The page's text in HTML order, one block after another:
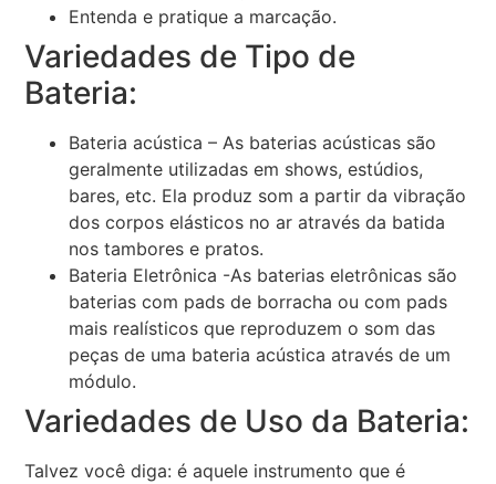
Entenda e pratique a marcação.
Variedades de Tipo de
Bateria:
Bateria acústica – As baterias acústicas são
geralmente utilizadas em shows, estúdios,
bares, etc. Ela produz som a partir da vibração
dos corpos elásticos no ar através da batida
nos tambores e pratos.
Bateria Eletrônica -As baterias eletrônicas são
baterias com pads de borracha ou com pads
mais realísticos que reproduzem o som das
peças de uma bateria acústica através de um
módulo.
Variedades de Uso da Bateria:
Talvez você diga: é aquele instrumento que é